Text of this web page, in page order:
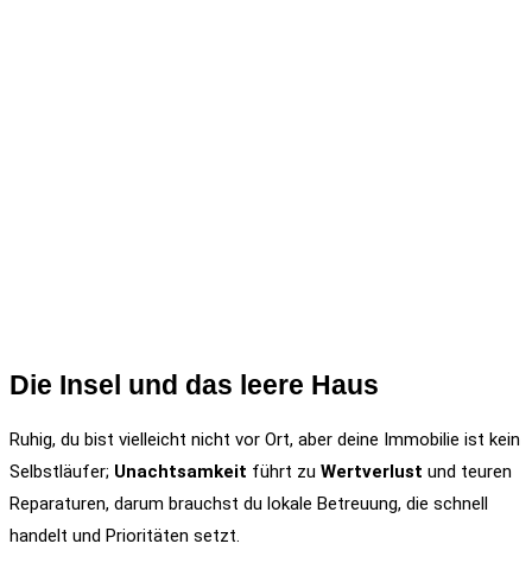
Die Insel und das leere Haus
Ruhig, du bist vielleicht nicht vor Ort, aber deine Immobilie ist kein
Selbstläufer; Unachtsamkeit führt zu Wertverlust und teuren
Reparaturen, darum brauchst du lokale Betreuung, die schnell
handelt und Prioritäten setzt.